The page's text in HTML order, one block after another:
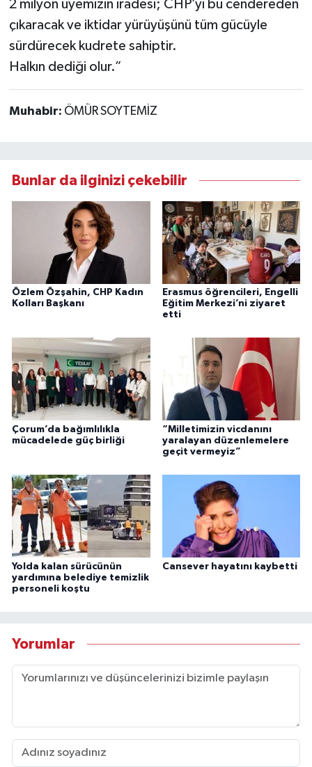
2 milyon üyemizin iradesi; CHP’yi bu cendereden
çıkaracak ve iktidar yürüyüşünü tüm gücüyle
sürdürecek kudrete sahiptir.
Halkın dediği olur.”
Muhabir: ÖMÜR SOYTEMİZ
Bunlar da ilginizi çekebilir
Özlem Özşahin, CHP Kadın
Kolları Başkanı
Erasmus öğrencileri, Engelli
Eğitim Merkezi’ni ziyaret
etti
Çorum’da bağımlılıkla
mücadelede güç birliği
“Milletimizin vicdanını
yaralayan düzenlemelere
geçit vermeyiz”
Yolda kalan sürücünün
yardımına belediye temizlik
personeli koştu
Cansever hayatını kaybetti
Yorumlar